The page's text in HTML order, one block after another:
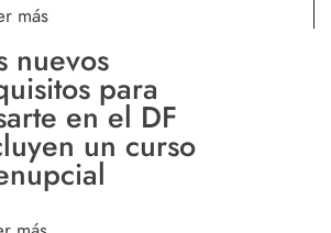
más
nuevos
para
en el DF
un curso